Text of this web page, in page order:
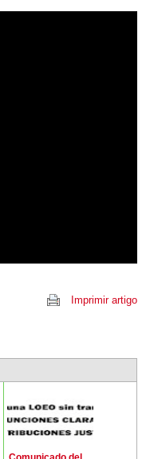
Imprimir artigo
Comunicado del